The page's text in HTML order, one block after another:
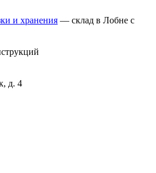
и хранения — склад в Лобне с
д. 4